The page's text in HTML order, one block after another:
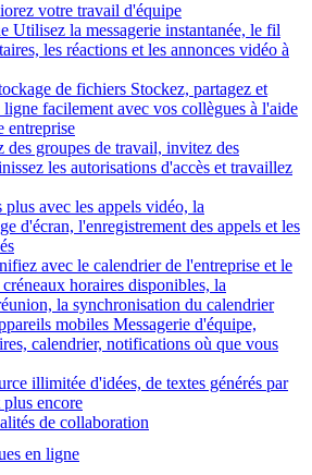
votre travail d'équipe
Utilisez la messagerie instantanée, le fil
les réactions et les annonces vidéo à
de fichiers Stockez, partagez et
ligne facilement avec vos collègues à l'aide
entreprise
des groupes de travail, invitez des
les autorisations d'accès et travaillez
plus avec les appels vidéo, la
d'écran, l'enregistrement des appels et les
avec le calendrier de l'entreprise et le
horaires disponibles, la
la synchronisation du calendrier
mobiles Messagerie d'équipe,
calendrier, notifications où que vous
illimitée d'idées, de textes générés par
encore
de collaboration
en ligne